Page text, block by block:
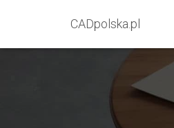
CADpolska.pl